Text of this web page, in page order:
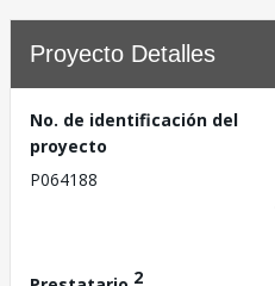
Proyecto Detalles
No. de identificación del
proyecto
P064188
2